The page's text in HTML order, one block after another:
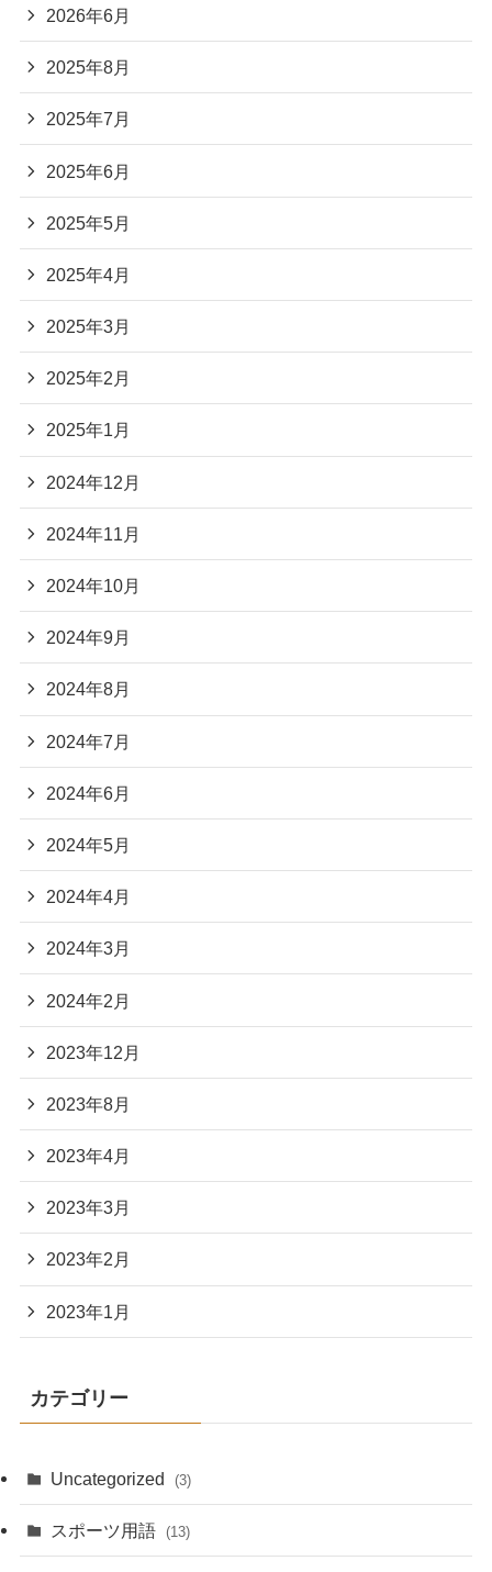
2026年6月
2025年8月
2025年7月
2025年6月
2025年5月
2025年4月
2025年3月
2025年2月
2025年1月
2024年12月
2024年11月
2024年10月
2024年9月
2024年8月
2024年7月
2024年6月
2024年5月
2024年4月
2024年3月
2024年2月
2023年12月
2023年8月
2023年4月
2023年3月
2023年2月
2023年1月
カテゴリー
Uncategorized (3)
スポーツ用語 (13)